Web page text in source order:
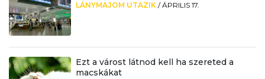
LÁNYMAJOM UTAZIK /ÁPRILIS 17.
Ezt a várost látnod kell ha szereted a
macskákat